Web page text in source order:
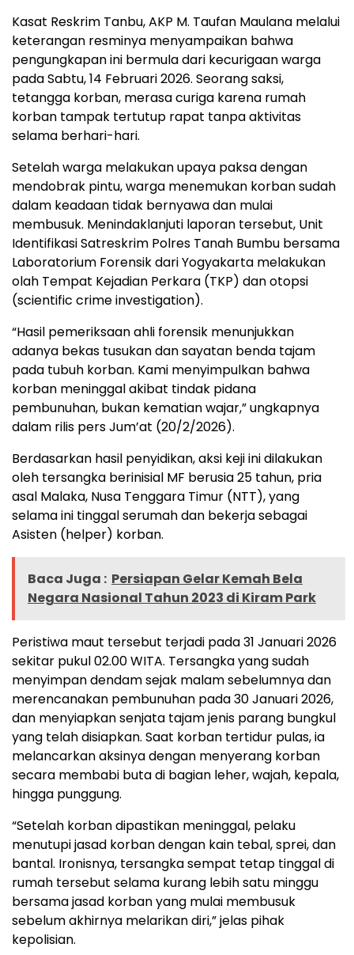
Kasat Reskrim Tanbu, AKP M. Taufan Maulana melalui
keterangan resminya menyampaikan bahwa
pengungkapan ini bermula dari kecurigaan warga
pada Sabtu, 14 Februari 2026. Seorang saksi,
tetangga korban, merasa curiga karena rumah
korban tampak tertutup rapat tanpa aktivitas
selama berhari-hari.
Setelah warga melakukan upaya paksa dengan
mendobrak pintu, warga menemukan korban sudah
dalam keadaan tidak bernyawa dan mulai
membusuk. Menindaklanjuti laporan tersebut, Unit
Identifikasi Satreskrim Polres Tanah Bumbu bersama
Laboratorium Forensik dari Yogyakarta melakukan
olah Tempat Kejadian Perkara (TKP) dan otopsi
(scientific crime investigation).
“Hasil pemeriksaan ahli forensik menunjukkan
adanya bekas tusukan dan sayatan benda tajam
pada tubuh korban. Kami menyimpulkan bahwa
korban meninggal akibat tindak pidana
pembunuhan, bukan kematian wajar,” ungkapnya
dalam rilis pers Jum’at (20/2/2026).
Berdasarkan hasil penyidikan, aksi keji ini dilakukan
oleh tersangka berinisial MF berusia 25 tahun, pria
asal Malaka, Nusa Tenggara Timur (NTT), yang
selama ini tinggal serumah dan bekerja sebagai
Asisten (helper) korban.
Baca Juga : Persiapan Gelar Kemah Bela
Negara Nasional Tahun 2023 di Kiram Park
Peristiwa maut tersebut terjadi pada 31 Januari 2026
sekitar pukul 02.00 WITA. Tersangka yang sudah
menyimpan dendam sejak malam sebelumnya dan
merencanakan pembunuhan pada 30 Januari 2026,
dan menyiapkan senjata tajam jenis parang bungkul
yang telah disiapkan. Saat korban tertidur pulas, ia
melancarkan aksinya dengan menyerang korban
secara membabi buta di bagian leher, wajah, kepala,
hingga punggung.
“Setelah korban dipastikan meninggal, pelaku
menutupi jasad korban dengan kain tebal, sprei, dan
bantal. Ironisnya, tersangka sempat tetap tinggal di
rumah tersebut selama kurang lebih satu minggu
bersama jasad korban yang mulai membusuk
sebelum akhirnya melarikan diri,” jelas pihak
kepolisian.